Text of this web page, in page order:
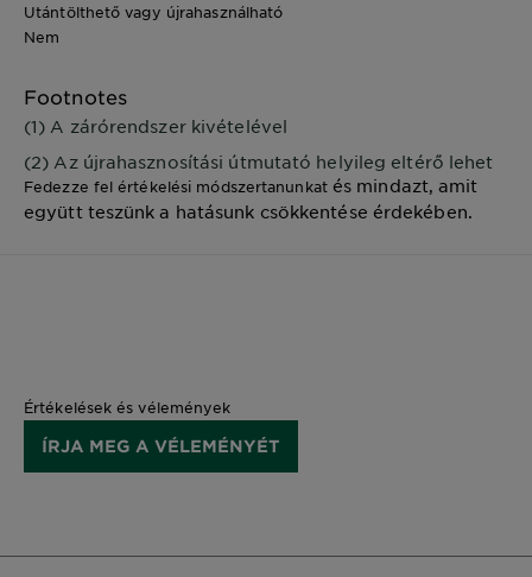
Utántölthető vagy újrahasználható
Nem
Footnotes
(1) A zárórendszer kivételével
(2) Az újrahasznosítási útmutató helyileg eltérő lehet
Fedezze fel értékelési módszertanunkatés mindazt, amit
együtt teszünk a hatásunk csökkentése érdekében.
Értékelések és vélemények
ÍRJA MEG A VÉLEMÉNYÉT